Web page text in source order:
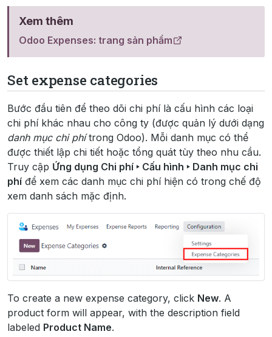
Xem thêm
Odoo Expenses: trang sản phẩm
Set expense categories
Bước đầu tiên để theo dõi chi phí là cấu hình các loại
chi phí khác nhau cho công ty (được quản lý dưới dạng
danh mục chi phítrong Odoo). Mỗi danh mục có thể
được thiết lập chi tiết hoặc tổng quát tùy theo nhu cầu.
Truy cập Ứng dụng Chi phí ‣ Cấu hình ‣ Danh mục chi
phí để xem các danh mục chi phí hiện có trong chế độ
xem danh sách mặc định.
To create a new expense category, click New. A
product form will appear, with the description field
labeled Product Name.